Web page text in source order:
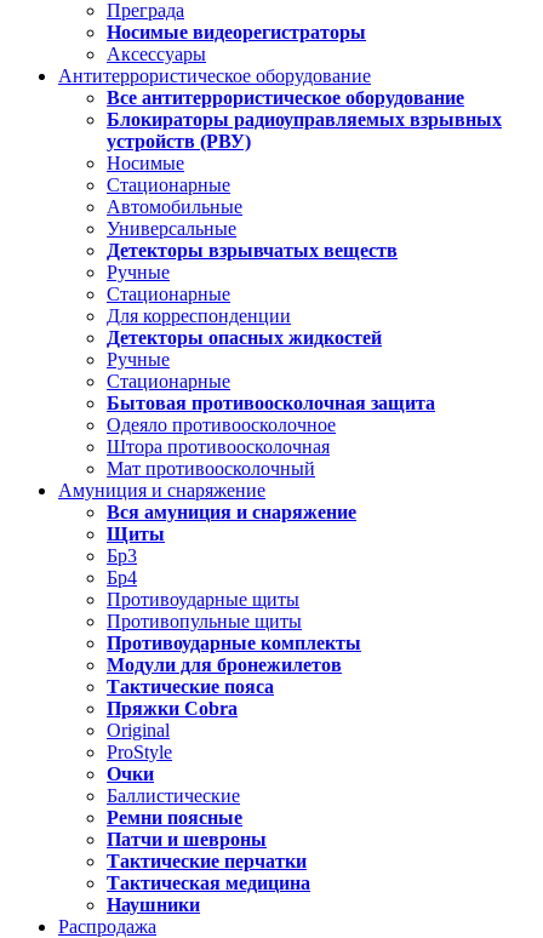
Преграда
Носимые видеорегистраторы
Аксессуары
Антитеррористическое оборудование
Все антитеррористическое оборудование
Блокираторы радиоуправляемых взрывных
устройств (РВУ)
Носимые
Стационарные
Автомобильные
Универсальные
Детекторы взрывчатых веществ
Ручные
Стационарные
Для корреспонденции
Детекторы опасных жидкостей
Ручные
Стационарные
Бытовая противоосколочная защита
Одеяло противоосколочное
Штора противоосколочная
Мат противоосколочный
Амуниция и снаряжение
Вся амуниция и снаряжение
Щиты
Бр3
Бр4
Противоударные щиты
Противопульные щиты
Противоударные комплекты
Модули для бронежилетов
Тактические пояса
Пряжки Cobra
Original
ProStyle
Очки
Баллистические
Ремни поясные
Патчи и шевроны
Тактические перчатки
Тактическая медицина
Наушники
Распродажа